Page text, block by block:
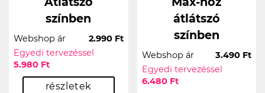
színben
Webshop ár
2.990 Ft
Egyedi tervezéssel
5.980 Ft
részletek
átlátszó
színben
Webshop ár
3.490 Ft
Egyedi tervezéssel
6.480 Ft